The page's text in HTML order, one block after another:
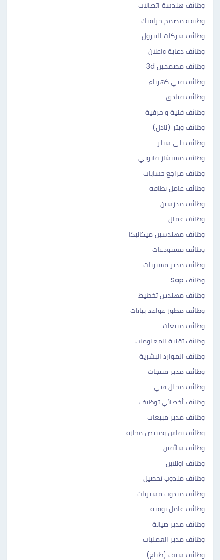
وظائف هندسة اتصالات
وظيفة مصمم جرافيك
وظائف شركات البترول
وظائف دعاية واعلان
وظائف مصممين 3d
وظائف فني كهرباء
وظائف فنادق
وظائف فنية و حرفية
وظائف ويتر (نادل)
وظائف تلى سيلز
وظائف مستشار قانوني
وظائف مراجع حسابات
وظائف عامل نظافة
وظائف مدرسين
وظائف عمال
وظائف مهندسين ميكانيكا
وظائف مستودعات
وظائف مدير مشتريات
وظائف Sap
وظائف مهندس تخطيط
وظائف مطور قواعد بيانات
وظائف مبيعات
وظائف تقنية المعلومات
وظائف الموارد البشرية
وظائف مدير منتجات
وظائف محلل فني
وظائف أخصائي توظيف
وظائف مدير مبيعات
وظائف نقاش ومبيض محارة
وظائف سائقين
وظائف اونلاين
وظائف مندوب تحصيل
وظائف مندوب مشتريات
وظائف عامل بوفيه
وظائف مدير صيانة
وظائف مدير العمليات
وظائف شيف (طباخ)